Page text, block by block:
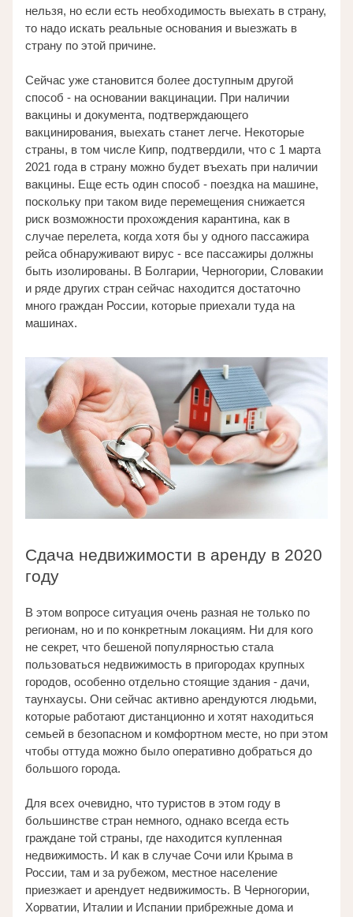
нельзя, но если есть необходимость выехать в страну,
то надо искать реальные основания и выезжать в
страну по этой причине.
Сейчас уже становится более доступным другой
способ - на основании вакцинации. При наличии
вакцины и документа, подтверждающего
вакцинирования, выехать станет легче. Некоторые
страны, в том числе Кипр, подтвердили, что с 1 марта
2021 года в страну можно будет въехать при наличии
вакцины. Еще есть один способ - поездка на машине,
поскольку при таком виде перемещения снижается
риск возможности прохождения карантина, как в
случае перелета, когда хотя бы у одного пассажира
рейса обнаруживают вирус - все пассажиры должны
быть изолированы. В Болгарии, Черногории, Словакии
и ряде других стран сейчас находится достаточно
много граждан России, которые приехали туда на
машинах.
Сдача недвижимости в аренду в 2020
году
В этом вопросе ситуация очень разная не только по
регионам, но и по конкретным локациям. Ни для кого
не секрет, что бешеной популярностью стала
пользоваться недвижимость в пригородах крупных
городов, особенно отдельно стоящие здания - дачи,
таунхаусы. Они сейчас активно арендуются людьми,
которые работают дистанционно и хотят находиться
семьей в безопасном и комфортном месте, но при этом
чтобы оттуда можно было оперативно добраться до
большого города.
Для всех очевидно, что туристов в этом году в
большинстве стран немного, однако всегда есть
граждане той страны, где находится купленная
недвижимость. И как в случае Сочи или Крыма в
России, там и за рубежом, местное население
приезжает и арендует недвижимость. В Черногории,
Хорватии, Италии и Испании прибрежные дома и